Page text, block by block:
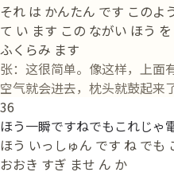
それ は かんたん です このよ
て い ます この ながい ほう
ふくらみ ます
张：这很简单。像这样，上面
空气就会进去，枕头就鼓起来了
36
ほう一瞬ですねでもこれじゃ
ほう いっしゅん です ね でも
おおき すぎ ませ ん か